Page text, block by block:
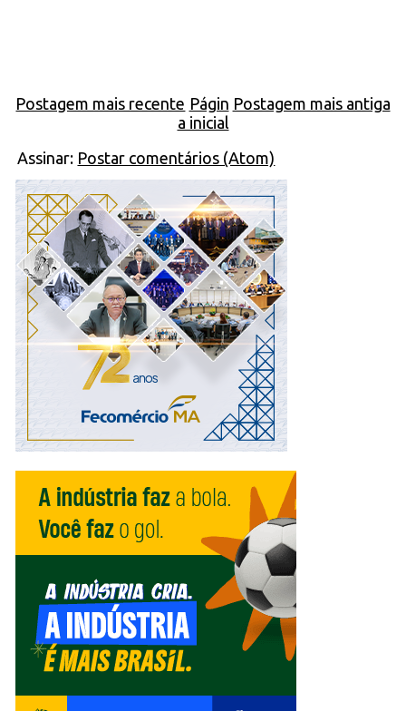
Postagem mais recente Postagem mais antiga
Págin
a inicial
Assinar: Postar comentários (Atom)